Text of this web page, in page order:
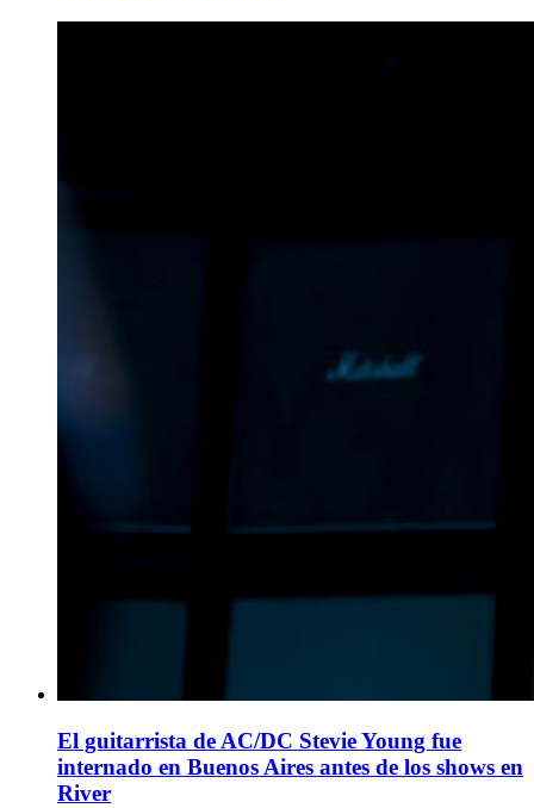
El guitarrista de AC/DC Stevie Young fue
internado en Buenos Aires antes de los shows en
River